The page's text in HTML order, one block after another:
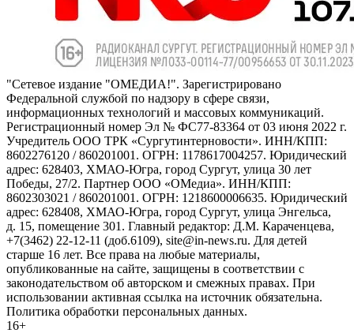
"Сетевое издание "ОМЕДИА!". Зарегистрировано
Федеральной службой по надзору в сфере связи,
информационных технологий и массовых коммуникаций.
Регистрационный номер Эл № ФС77-83364 от 03 июня 2022 г.
Учредитель ООО ТРК «Сургутинтерновости». ИНН/КПП:
8602276120 / 860201001. ОГРН: 1178617004257. Юридический
адрес: 628403, ХМАО-Югра, город Сургут, улица 30 лет
Победы, 27/2. Партнер ООО «ОМедиа». ИНН/КПП:
8602303021 / 860201001. ОГРН: 1218600006635. Юридический
адрес: 628408, ХМАО-Югра, город Сургут, улица Энгельса,
д. 15, помещение 301. Главный редактор: Д.М. Караченцева,
+7(3462) 22-12-11 (доб.6109), site@in-news.ru. Для детей
старше 16 лет. Все права на любые материалы,
опубликованные на сайте, защищены в соответствии с
законодательством об авторском и смежных правах. При
использовании активная ссылка на источник обязательна.
Политика обработки персональных данных.
16+